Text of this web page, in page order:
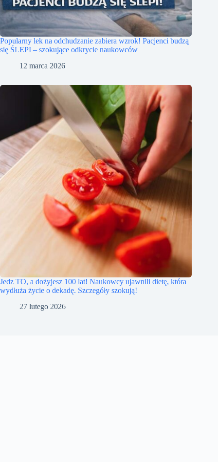
Popularny lek na odchudzanie zabiera wzrok! Pacjenci budzą
się ŚLEPI – szokujące odkrycie naukowców
12 marca 2026
Jedz TO, a dożyjesz 100 lat! Naukowcy ujawnili dietę, która
wydłuża życie o dekadę. Szczegóły szokują!
27 lutego 2026